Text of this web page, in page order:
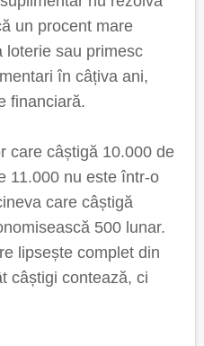
un procent mare
loterie sau primesc
în câțiva ani,
financiară.
care câștigă 10.000 de
11.000 nu este într-o
care câștigă
500 lunar.
lipsește complet din
câștigi contează, ci